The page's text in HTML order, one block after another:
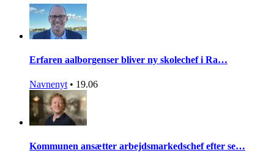
Erfaren aalborgenser bliver ny skolechef i Ra…
Navnenyt • 19.06
Kommunen ansætter arbejdsmarkedschef efter se…